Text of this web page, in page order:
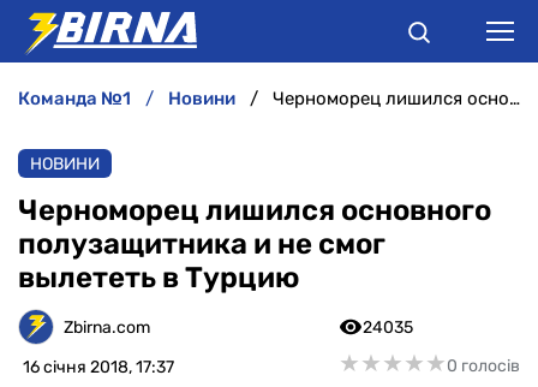
АНАЛІТИКА
ІНТЕРВ'Ю
РІЗНЕ
команда №1 новини Черноморец лишился основного полузащитника и не смог вылететь в Турцию
НОВИНИ
Черноморец лишился основного
полузащитника и не смог
вылететь в Турцию
Zbirna.com
16 січня 2018, 17:37
24035
★★★★★
★★★★★0 голосів